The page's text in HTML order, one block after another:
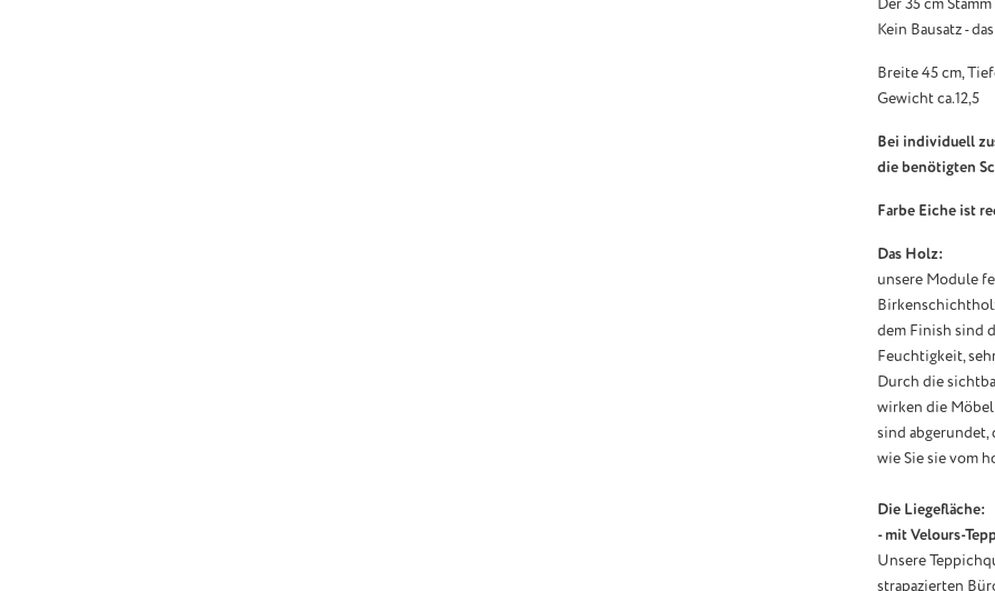
Der 35 cm
Kein Bausatz -
Breite 45 cm,
Gewicht ca.12,5
Bei individuell
die benötigten
Farbe Eiche ist
Das Holz:
unsere Module
dem Finish sind
Feuchtigkeit,
Durch die
wirken die
sind
wie Sie sie vom
Die Liegefläche:
- mit Velours-
Unsere
strapazierten